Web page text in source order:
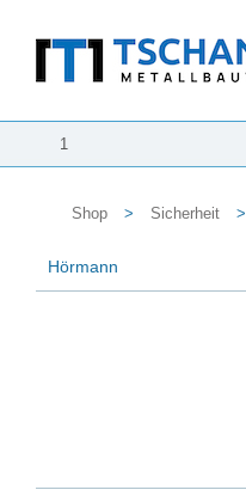
1
Shop > Sicherheit >
Hörmann